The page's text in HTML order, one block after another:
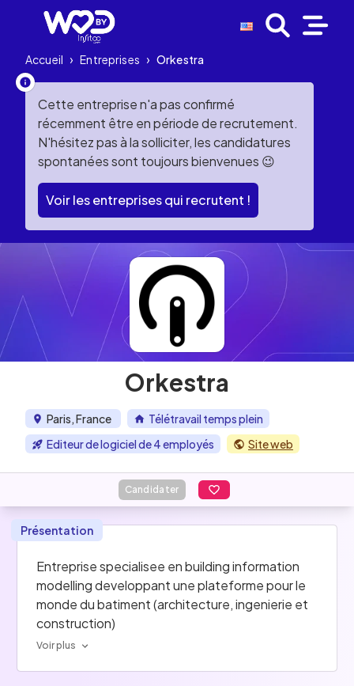
Accueil › Entreprises › Orkestra
Cette entreprise n'a pas confirmé
récemment être en période de recrutement.
N'hésitez pas à la solliciter, les candidatures
spontanées sont toujours bienvenues 😉
Voir les entreprises qui recrutent !
Orkestra
Paris, France
Télétravail temps plein
Editeur de logiciel de 4 employés
Site web
Candidater
Présentation
Entreprise specialisee en building information
modelling developpant une plateforme pour le
monde du batiment (architecture, ingenierie et
construction)
Voir plus